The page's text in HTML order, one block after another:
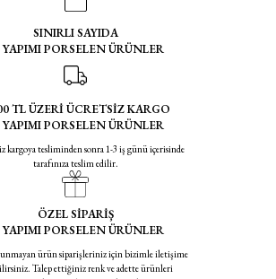
SINIRLI SAYIDA
YAPIMI PORSELEN ÜRÜNLER
TL ÜZERİ ÜCRETSİZ KARGO
YAPIMI PORSELEN ÜRÜNLER
kargoya tesliminden sonra 1-3 iş günü içerisinde
tarafınıza teslim edilir.
ÖZEL SİPARİŞ
YAPIMI PORSELEN ÜRÜNLER
ürün siparişleriniz için bizimle iletişime
Talep ettiğiniz renk ve adette ürünleri